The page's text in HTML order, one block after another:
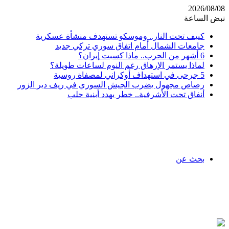
2026/08/08
نبض الساعة
كييف تحت النار.. وموسكو تستهدف منشأة عسكرية
جامعات الشمال أمام اتفاق سوري تركي جديد
6 أشهر من الحرب.. ماذا كسبت إيران؟
لماذا يستمر الإرهاق رغم النوم لساعات طويلة؟
5 جرحى في استهداف أوكراني لمصفاة روسية
رصاص مجهول يضرب الجيش السوري في ريف دير الزور
أنفاق تحت الأشرفية.. خطر يهدد أبنية حلب
بحث عن